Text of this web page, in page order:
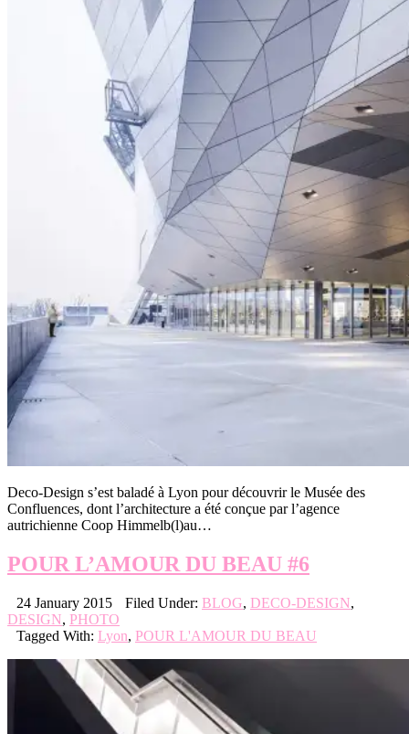
Deco-Design s’est baladé à Lyon pour découvrir le Musée des
Confluences, dont l’architecture a été conçue par l’agence
autrichienne Coop Himmelb(l)au…
POUR L’AMOUR DU BEAU #6
24 January 2015 Filed Under: BLOG, DECO-DESIGN,
DESIGN, PHOTO
Tagged With: Lyon, POUR L'AMOUR DU BEAU